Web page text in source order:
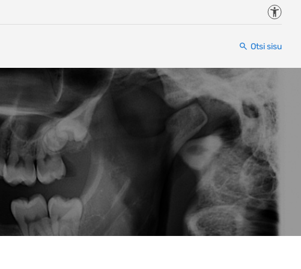
Otsi sisu